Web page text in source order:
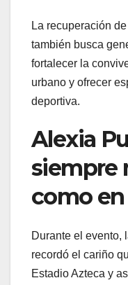
La recuperación
también busca
fortalecer la
urbano y ofrecer
deportiva.
Alexia
siempre
como en
Durante el evento,
recordó el cariño
Estadio Azteca y